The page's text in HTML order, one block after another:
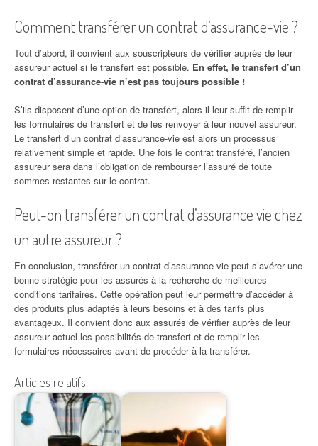
Comment transférer un contrat d’assurance-vie ?
Tout d’abord, il convient aux souscripteurs de vérifier auprès de leur
assureur actuel si le transfert est possible. En effet, le transfert d’un
contrat d’assurance-vie n’est pas toujours possible !
S’ils disposent d’une option de transfert, alors il leur suffit de remplir
les formulaires de transfert et de les renvoyer à leur nouvel assureur.
Le transfert d’un contrat d’assurance-vie est alors un processus
relativement simple et rapide. Une fois le contrat transféré, l’ancien
assureur sera dans l’obligation de rembourser l’assuré de toute
sommes restantes sur le contrat.
Peut-on transférer un contrat d’assurance vie chez
un autre assureur ?
En conclusion, transférer un contrat d’assurance-vie peut s’avérer une
bonne stratégie pour les assurés à la recherche de meilleures
conditions tarifaires. Cette opération peut leur permettre d’accéder à
des produits plus adaptés à leurs besoins et à des tarifs plus
avantageux. Il convient donc aux assurés de vérifier auprès de leur
assureur actuel les possibilités de transfert et de remplir les
formulaires nécessaires avant de procéder à la transférer.
Articles relatifs: